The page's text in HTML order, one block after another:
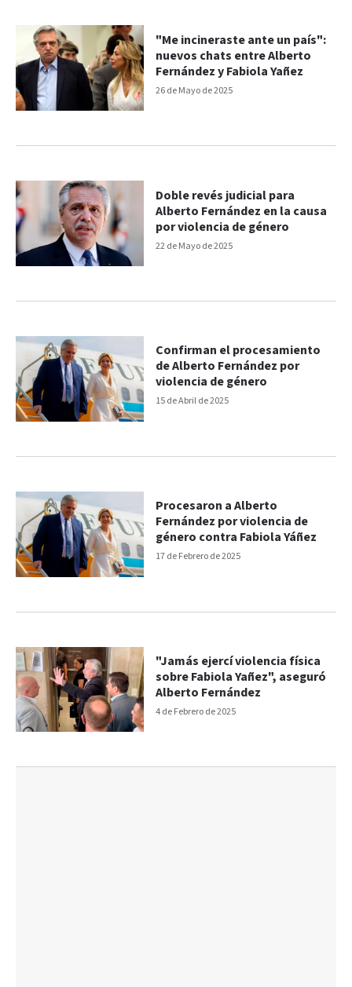
26 de Mayo de 2025
"Me incineraste ante un país":
nuevos chats entre Alberto
Fernández y Fabiola Yañez
22 de Mayo de 2025
Doble revés judicial para
Alberto Fernández en la causa
por violencia de género
15 de Abril de 2025
Confirman el procesamiento
de Alberto Fernández por
violencia de género
17 de Febrero de 2025
Procesaron a Alberto
Fernández por violencia de
género contra Fabiola Yáñez
4 de Febrero de 2025
"Jamás ejercí violencia física
sobre Fabiola Yañez", aseguró
Alberto Fernández